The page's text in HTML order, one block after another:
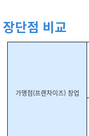
장단점 비교
가맹점(프랜차이즈) 창업